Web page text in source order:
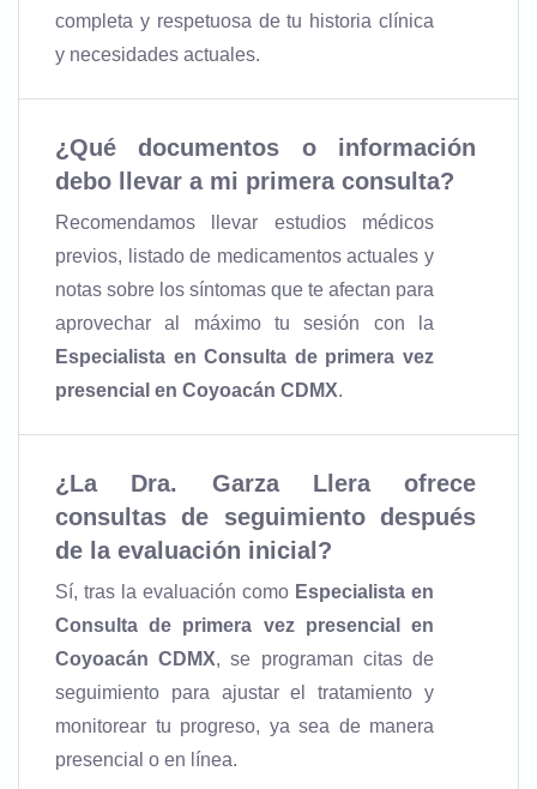
completa y respetuosa de tu historia clínica
y necesidades actuales.
¿Qué documentos o información
debo llevar a mi primera consulta?
Recomendamos llevar estudios médicos
previos, listado de medicamentos actuales y
notas sobre los síntomas que te afectan para
aprovechar al máximo tu sesión con la
Especialista en Consulta de primera vez
presencial en Coyoacán CDMX.
¿La Dra. Garza Llera ofrece
consultas de seguimiento después
de la evaluación inicial?
Sí, tras la evaluación como Especialista en
Consulta de primera vez presencial en
Coyoacán CDMX, se programan citas de
seguimiento para ajustar el tratamiento y
monitorear tu progreso, ya sea de manera
presencial o en línea.